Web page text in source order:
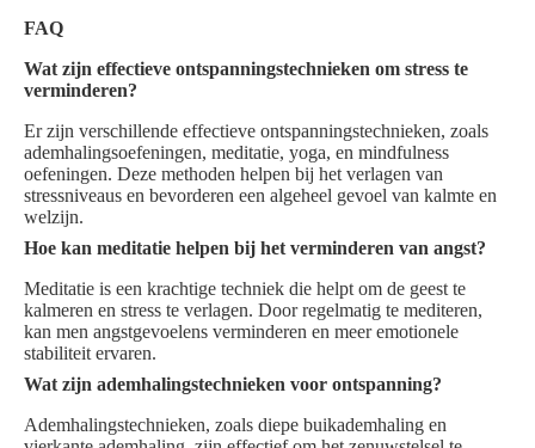
FAQ
Wat zijn effectieve ontspanningstechnieken om stress te
verminderen?
Er zijn verschillende effectieve ontspanningstechnieken, zoals
ademhalingsoefeningen, meditatie, yoga, en mindfulness
oefeningen. Deze methoden helpen bij het verlagen van
stressniveaus en bevorderen een algeheel gevoel van kalmte en
welzijn.
Hoe kan meditatie helpen bij het verminderen van angst?
Meditatie is een krachtige techniek die helpt om de geest te
kalmeren en stress te verlagen. Door regelmatig te mediteren,
kan men angstgevoelens verminderen en meer emotionele
stabiliteit ervaren.
Wat zijn ademhalingstechnieken voor ontspanning?
Ademhalingstechnieken, zoals diepe buikademhaling en